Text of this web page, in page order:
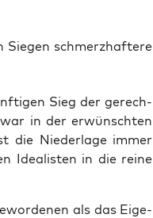
schmerzhaftere
Sieg der gerech­
in der erwünsch­ten
die Nie­der­la­ge immer
Idea­lis­ten in die rei­ne
als das Eige­